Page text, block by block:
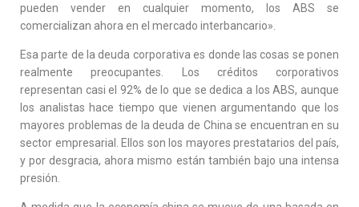
pueden vender en cualquier momento, los ABS se
comercializan ahora en el mercado interbancario».
Esa parte de la deuda corporativa es donde las cosas se ponen
realmente preocupantes. Los créditos corporativos
representan casi el 92% de lo que se dedica a los ABS, aunque
los analistas hace tiempo que vienen argumentando que los
mayores problemas de la deuda de China se encuentran en su
sector empresarial. Ellos son los mayores prestatarios del país,
y por desgracia, ahora mismo están también bajo una intensa
presión.